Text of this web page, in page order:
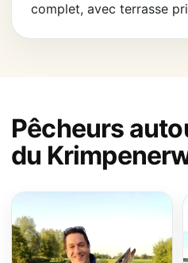
complet, avec terrasse
Pêcheurs
du